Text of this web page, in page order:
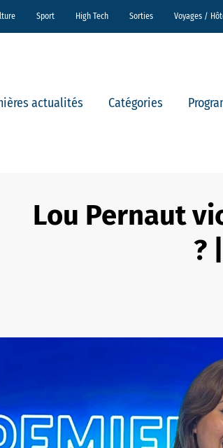
Sport High Tech Sorties Voyages /
actualités Catégories
Lou Pernaut
?